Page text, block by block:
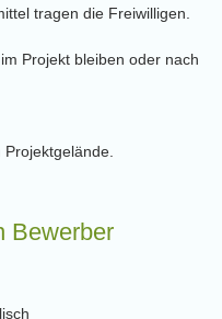
tragen die Freiwilligen.
Projekt bleiben oder nach
Bewerber